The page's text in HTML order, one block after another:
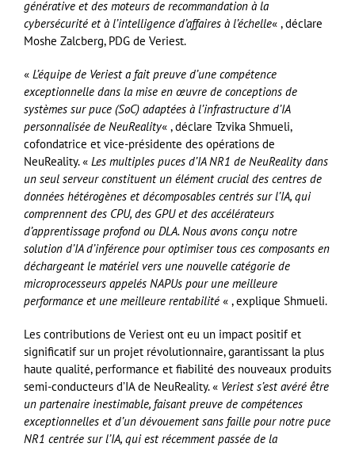
générative et des moteurs de recommandation à la
cybersécurité et à l’intelligence d’affaires à l’échelle« , déclare
Moshe Zalcberg, PDG de Veriest.
« L’équipe de Veriest a fait preuve d’une compétence
exceptionnelle dans la mise en œuvre de conceptions de
systèmes sur puce (SoC) adaptées à l’infrastructure d’IA
personnalisée de NeuReality« , déclare Tzvika Shmueli,
cofondatrice et vice-présidente des opérations de
NeuReality. « Les multiples puces d’IA NR1 de NeuReality dans
un seul serveur constituent un élément crucial des centres de
données hétérogènes et décomposables centrés sur l’IA, qui
comprennent des CPU, des GPU et des accélérateurs
d’apprentissage profond ou DLA. Nous avons conçu notre
solution d’IA d’inférence pour optimiser tous ces composants en
déchargeant le matériel vers une nouvelle catégorie de
microprocesseurs appelés NAPUs pour une meilleure
performance et une meilleure rentabilité « , explique Shmueli.
Les contributions de Veriest ont eu un impact positif et
significatif sur un projet révolutionnaire, garantissant la plus
haute qualité, performance et fiabilité des nouveaux produits
semi-conducteurs d’IA de NeuReality. « Veriest s’est avéré être
un partenaire inestimable, faisant preuve de compétences
exceptionnelles et d’un dévouement sans faille pour notre puce
NR1 centrée sur l’IA, qui est récemment passée de la